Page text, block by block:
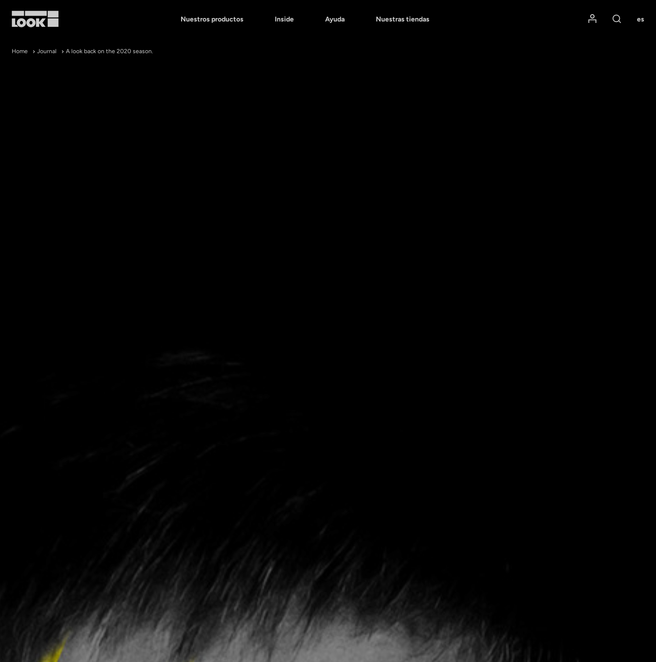
Nuestros productos Inside Ayuda Nuestras tiendas
Mon compte
Rechercher
es
Home Journal A look back on the 2020 season.